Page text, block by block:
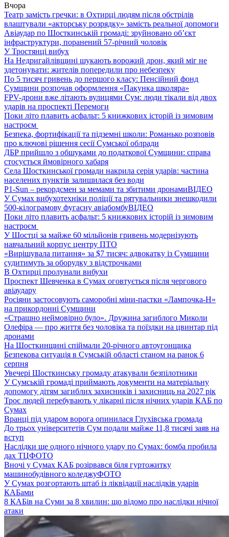
Вчора
Театр замість гречки: в Охтирці людям після обстрілів
влаштували «акторську розрядку» замість реальної допомоги
Авіаудар по Шосткинській громаді: зруйновано об’єкт
інфраструктури, поранений 57-річний чоловік
У Тростянці вибух
На Недригайлівщині шукають ворожий дрон, який міг не
здетонувати: жителів попередили про небезпеку
По 5 тисяч гривень до першого класу: Пенсійний фонд
Сумщини розпочав оформлення «Пакунка школяра»
FPV-дрони вже літають вулицями Сум: люди тікали від двох
ударів на проспекті Перемоги
Поки літо плавить асфальт: 5 книжкових історій із зимовим
настроєм
Безпека, фортифікації та підземні школи: Романько розповів
про ключові рішення сесії Сумської облради
ДБР прийшло з обшуками до податкової Сумщини: справа
стосується ймовірного хабаря
Села Шосткинської громади накрила серія ударів: частина
населених пунктів залишилася без води
P1-Sun – рекордсмен за мемами та збитими дронамиВІДЕО
У Сумах вибухотехніки поліції та рятувальники знешкодили
500-кілограмову фугасну авіабомбуВІДЕО
Поки літо плавить асфальт: 5 книжкових історій із зимовим
настроєм
У Шостці за майже 60 мільйонів гривень модернізують
навчальний корпус центру ПТО
«Вирішувала питання» за $7 тисяч: адвокатку із Сумщини
судитимуть за оборудку з відстрочками
В Охтирці пролунали вибухи
Проспект Шевченка в Сумах оговтується після чергового
авіаудару
Росіяни застосовують саморобні міни-пастки «Лампочка-Н»
на прикордонні Сумщини
«Страшно неймовірно було». Дружина загиблого Миколи
Олефіра — про життя без чоловіка та поїздки на цвинтар під
дронами
На Шосткинщині спіймали 20-річного автоугонщика
Безпекова ситуація в Сумській області станом на ранок 6
серпня
Увечері Шосткинську громаду атакували безпілотники
У Сумській громаді приймають документи на матеріальну
допомогу дітям загиблих захисників і захисниць на 2027 рік
Троє людей перебувають у лікарні після нічних ударів КАБ по
Сумах
Вранці під ударом ворога опинилася Глухівська громада
До трьох університетів Сум подали майже 11,8 тисячі заяв на
вступ
Наслідки ще одного нічного удару по Сумах: бомба пробила
дах ТЦФОТО
Вночі у Сумах КАБ розірвався біля гуртожитку
машинобудівного коледжуФОТО
У Сумах розгортають штаб із ліквідації наслідків ударів
КАБами
8 КАБів на Суми за 8 хвилин: що відомо про наслідки нічної
атаки